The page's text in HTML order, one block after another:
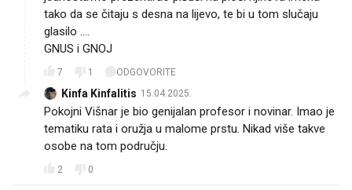
tako da se čitaju s desna na lijevo, te bi u tom slučaju
glasilo ....
GNUS i GNOJ
7 1 ODGOVORITE
Kinfa Kinfalitis 15.04.2025.
Pokojni Višnar je bio genijalan profesor i novinar. Imao je
tematiku rata i oružja u malome prstu. Nikad više takve
osobe na tom području.
2 0